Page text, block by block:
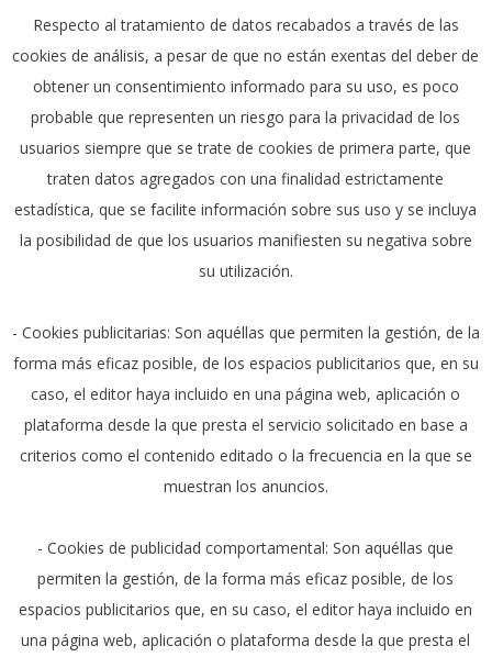
Respecto al tratamiento de datos recabados a través de las
cookies de análisis, a pesar de que no están exentas del deber de
obtener un consentimiento informado para su uso, es poco
probable que representen un riesgo para la privacidad de los
usuarios siempre que se trate de cookies de primera parte, que
traten datos agregados con una finalidad estrictamente
estadística, que se facilite información sobre sus uso y se incluya
la posibilidad de que los usuarios manifiesten su negativa sobre
su utilización.
- Cookies publicitarias: Son aquéllas que permiten la gestión, de la
forma más eficaz posible, de los espacios publicitarios que, en su
caso, el editor haya incluido en una página web, aplicación o
plataforma desde la que presta el servicio solicitado en base a
criterios como el contenido editado o la frecuencia en la que se
muestran los anuncios.
- Cookies de publicidad comportamental: Son aquéllas que
permiten la gestión, de la forma más eficaz posible, de los
espacios publicitarios que, en su caso, el editor haya incluido en
una página web, aplicación o plataforma desde la que presta el